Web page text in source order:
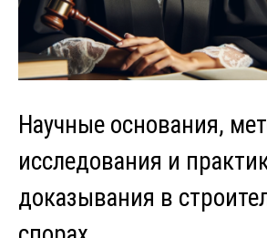
Научные основания,
исследования и
доказывания в